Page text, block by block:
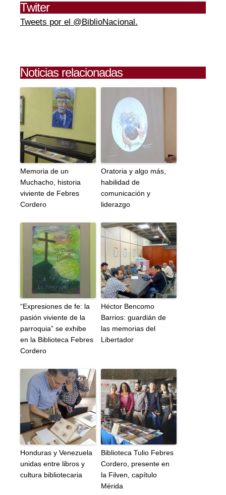
Twiter
Tweets por el @BiblioNacional.
Noticias relacionadas
Memoria de un
Muchacho, historia
viviente de Febres
Cordero
Oratoria y algo más,
habilidad de
comunicación y
liderazgo
“Expresiones de fe: la
pasión viviente de la
parroquia” se exhibe
en la Biblioteca Febres
Cordero
Héctor Bencomo
Barrios: guardián de
las memorias del
Libertador
Honduras y Venezuela
unidas entre libros y
cultura bibliotecaria
Biblioteca Tulio Febres
Cordero, presente en
la Filven, capítulo
Mérida